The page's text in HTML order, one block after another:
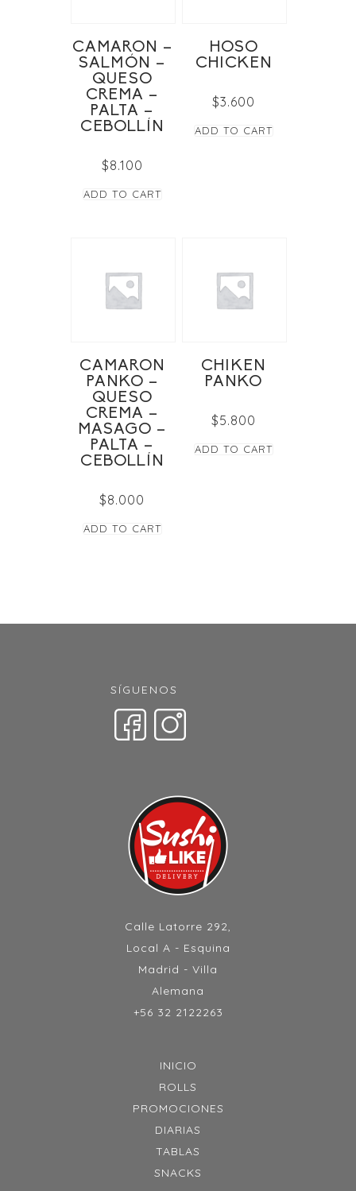
CAMARON –
SALMÓN –
QUESO
CREMA –
PALTA –
CEBOLLÍN
$8.100
ADD TO CART
HOSO
CHICKEN
$3.600
ADD TO CART
CAMARON
PANKO –
QUESO
CREMA –
MASAGO –
PALTA –
CEBOLLÍN
$8.000
ADD TO CART
CHIKEN
PANKO
$5.800
ADD TO CART
SÍGUENOS
Calle Latorre 292,
Local A - Esquina
Madrid - Villa
Alemana
+56 32 2122263
INICIO
ROLLS
PROMOCIONES
DIARIAS
TABLAS
SNACKS